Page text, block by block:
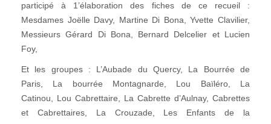
participé à 1’élaboration des fiches de ce recueil :
Mesdames Joëlle Davy, Martine Di Bona, Yvette Clavilier,
Messieurs Gérard Di Bona, Bernard Delcelier et Lucien
Foy,
Et les groupes : L’Aubade du Quercy, La Bourrée de
Paris, La bourrée Montagnarde, Lou Baïléro, La
Catinou, Lou Cabrettaire, La Cabrette d’Aulnay, Cabrettes
et Cabrettaires, La Crouzade, Les Enfants de la